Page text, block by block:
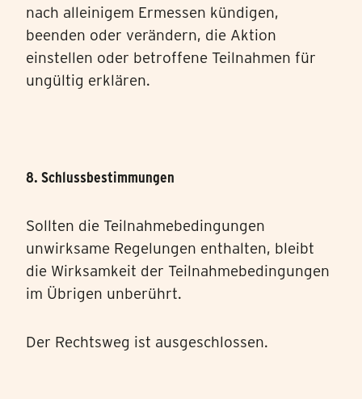
nach alleinigem Ermessen kündigen,
beenden oder verändern, die Aktion
einstellen oder betroffene Teilnahmen für
ungültig erklären.
8. Schlussbestimmungen
Sollten die Teilnahmebedingungen
unwirksame Regelungen enthalten, bleibt
die Wirksamkeit der Teilnahmebedingungen
im Übrigen unberührt.
Der Rechtsweg ist ausgeschlossen.